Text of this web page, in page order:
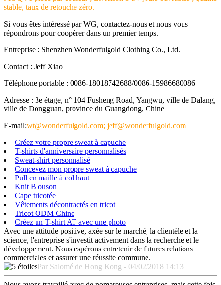
stable, taux de retouche zéro.
Si vous êtes intéressé par WG, contactez-nous et nous vous
répondrons pour coopérer dans un premier temps.
Entreprise : Shenzhen Wonderfulgold Clothing Co., Ltd.
Contact : Jeff Xiao
Téléphone portable : 0086-18018742688/0086-15986680086
Adresse : 3e étage, n° 104 Fusheng Road, Yangwu, ville de Dalang,
ville de Dongguan, province du Guangdong, Chine
E-mail:wt@wonderfulgold.com; jeff@wonderfulgold.com
Créez votre propre sweat à capuche
T-shirts d'anniversaire personnalisés
Sweat-shirt personnalisé
Concevez mon propre sweat à capuche
Pull en maille à col haut
Knit Blouson
Cape tricotée
Vêtements décontractés en tricot
Tricot ODM Chine
Créez un T-shirt AT avec une photo
Avec une attitude positive, axée sur le marché, la clientèle et la
science, l'entreprise s'investit activement dans la recherche et le
développement. Nous espérons entretenir de futures relations
commerciales et assurer une réussite commune.
Par Salomé de Hong Kong - 04/02/2018 14:13